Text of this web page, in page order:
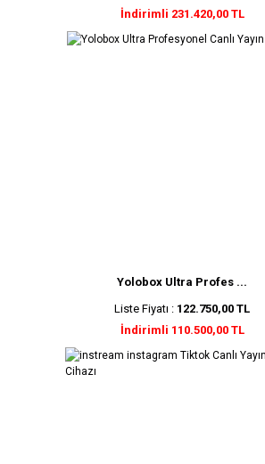
İndirimli 231.420,00 TL
Yolobox Ultra Profes ...
Liste Fiyatı : 122.750,00 TL
İndirimli 110.500,00 TL